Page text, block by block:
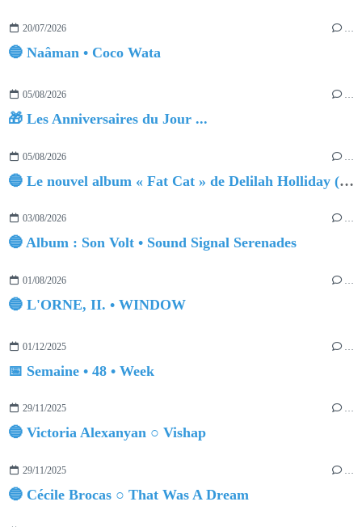
20/07/2026 …
🔵 Naâman • Coco Wata
05/08/2026 …
🎁 Les Anniversaires du Jour ...
05/08/2026 …
🔵 Le nouvel album « Fat Cat » de Delilah Holliday (sortie le 30 Octobre 2026)
03/08/2026 …
🔵 Album : Son Volt • Sound Signal Serenades
01/08/2026
🔵 L'ORNE, II. • WINDOW
01/12/2025 …
📅 Semaine • 48 • Week
29/11/2025 …
🔵 Victoria Alexanyan ○ Vishap
29/11/2025
🔵 Cécile Brocas ○ That Was A Dream